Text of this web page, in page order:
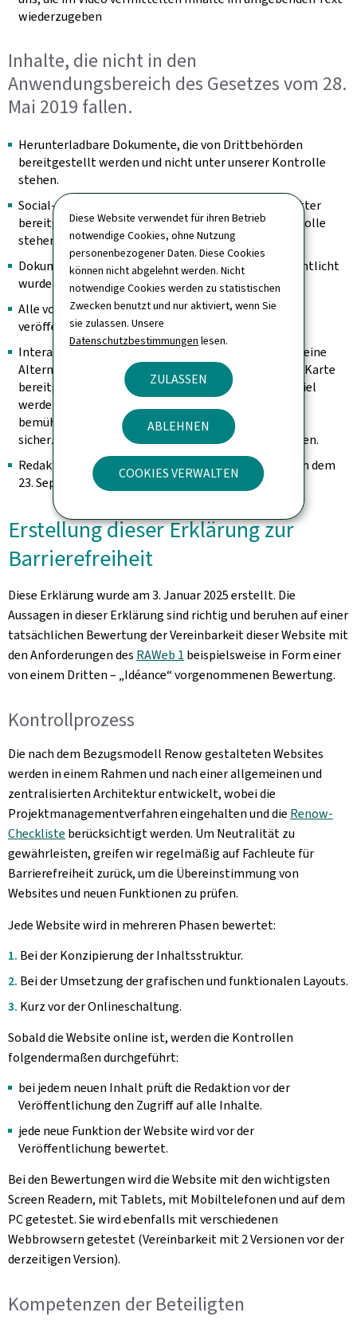
Diese Website verwendet für ihren Betrieb
notwendige Cookies, ohne Nutzung
personenbezogener Daten. Diese Cookies
können nicht abgelehnt werden. Nicht
notwendige Cookies werden zu statistischen
Zwecken benutzt und nur aktiviert, wenn Sie
sie zulassen. Unsere
Datenschutzbestimmungen lesen.
ZULASSEN
ABLEHNEN
COOKIES VERWALTEN
wiederzugeben
Inhalte, die nicht in den
Anwendungsbereich des Gesetzes vom 28.
Mai 2019 fallen.
Herunterladbare Dokumente, die von Drittbehörden
bereitgestellt werden und nicht unter unserer Kontrolle
stehen.
Social-Feed-Bilder, die von Inhaltsaggregatoren Dritter
bereitgestellt werden und nicht unter unserer Kontrolle
stehen.
Dokumente, die vor dem 23. September 2018 veröffentlicht
wurden.
Alle vor dem 23. September 2020 auf der Website
veröffentlichten Videos.
Interaktive Karten sind insoweit ausgenommen, als eine
Alternative auf der Seite vorhanden ist, um die in der Karte
bereitgestellten Information abzurufen (zum Beispiel
werden die Adressen in Worten ausgeschrieben). Wir
bemühen uns, sie identifizierbar zu halten und
sicherzustellen, dass sie keine Tastaturfalle darstellen.
Redaktioneller Inhalt, der als archiviert gilt (der nach dem
23. September 2019 nicht mehr geändert wurde).
Erstellung dieser Erklärung zur
Barrierefreiheit
Diese Erklärung wurde am3. Januar 2025erstellt. Die
Aussagen in dieser Erklärung sind richtig und beruhen auf einer
tatsächlichen Bewertung der Vereinbarkeit dieser Website mit
den Anforderungen des RAWeb 1 beispielsweise in Form einer
von einem Dritten – „Idéance“ vorgenommenen Bewertung.
Kontrollprozess
Die nach dem Bezugsmodell Renow gestalteten Websites
werden in einem Rahmen und nach einer allgemeinen und
zentralisierten Architektur entwickelt, wobei die
Projektmanagementverfahren eingehalten und die Renow-
Checkliste berücksichtigt werden. Um Neutralität zu
gewährleisten, greifen wir regelmäßig auf Fachleute für
Barrierefreiheit zurück, um die Übereinstimmung von
Websites und neuen Funktionen zu prüfen.
Jede Website wird in mehreren Phasen bewertet:
Bei der Konzipierung der Inhaltsstruktur.
Bei der Umsetzung der grafischen und funktionalen Layouts.
Kurz vor der Onlineschaltung.
Sobald die Website online ist, werden die Kontrollen
folgendermaßen durchgeführt:
bei jedem neuen Inhalt prüft die Redaktion vor der
Veröffentlichung den Zugriff auf alle Inhalte.
jede neue Funktion der Website wird vor der
Veröffentlichung bewertet.
Bei den Bewertungen wird die Website mit den wichtigsten
Screen Readern, mit Tablets, mit Mobiltelefonen und auf dem
PC getestet. Sie wird ebenfalls mit verschiedenen
Webbrowsern getestet (Vereinbarkeit mit 2 Versionen vor der
derzeitigen Version).
Kompetenzen der Beteiligten